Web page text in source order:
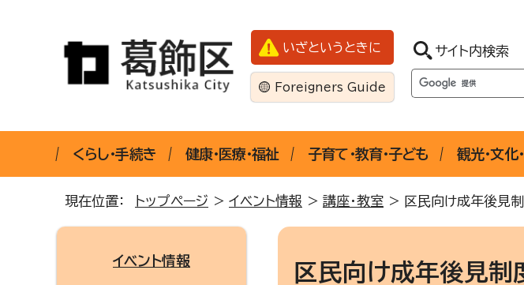
いざというときに
Foreigners Guide
サイト内検索
くらし・手続き 健康・医療・福祉 子育て・教育・子ども 観光・文化
現在位置： トップページ > イベント情報 > 講座・教室 > 区民向け成年後見
区民向け成年後見制
イベント情報